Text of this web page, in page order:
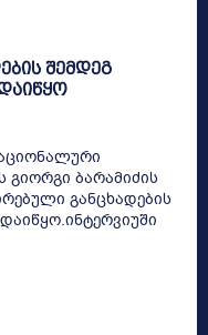
შემდეგ
ბარამიძის
განცხადების